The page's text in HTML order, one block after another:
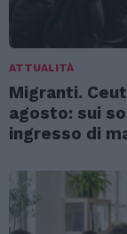
ATTUALITÀ
Migranti.
agosto: sui
ingresso di